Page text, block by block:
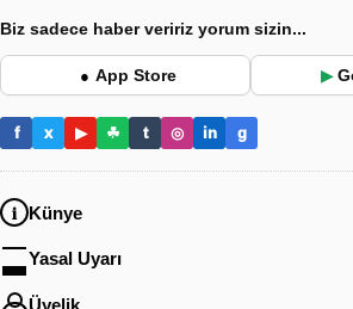
Biz sadece haber veririz yorum sizin...
● App Store ▶
f x ▶ ☘ t ◎ in g
Künye
Yasal Uyarı
Üyelik